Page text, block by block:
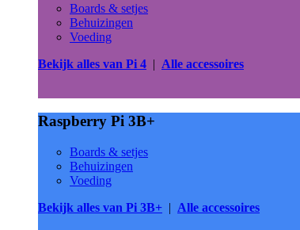
Boards & setjes
Behuizingen
Voeding
Bekijk alles van Pi 4 | Alle accessoires
Raspberry Pi 3B+
Boards & setjes
Behuizingen
Voeding
Bekijk alles van Pi 3B+ | Alle accessoires